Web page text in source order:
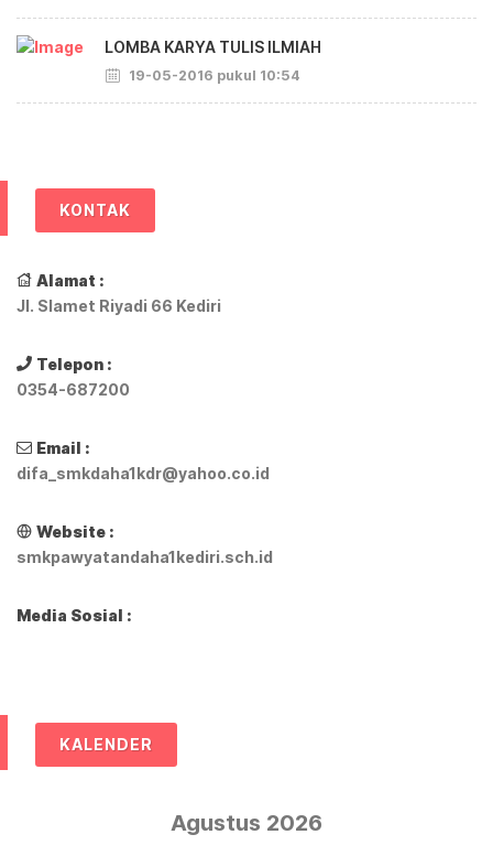
LOMBA KARYA TULIS ILMIAH
19-05-2016 pukul 10:54
KONTAK
Alamat :
Jl. Slamet Riyadi 66 Kediri
Telepon :
0354-687200
Email :
difa_smkdaha1kdr@yahoo.co.id
Website :
smkpawyatandaha1kediri.sch.id
Media Sosial :
KALENDER
Agustus 2026